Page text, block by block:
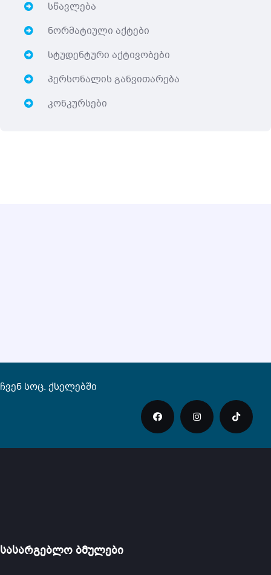
სწავლება
ნორმატიული აქტები
სტუდენტური აქტივობები
პერსონალის განვითარება
კონკურსები
ჩვენ სოც. ქსელებში
სასარგებლო ბმულები